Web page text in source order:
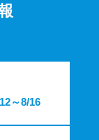
～8/16